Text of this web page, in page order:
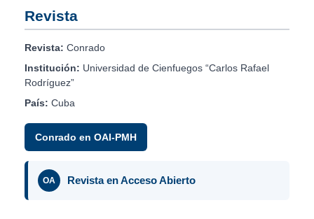
Revista
Revista: Conrado
Institución: Universidad de Cienfuegos “Carlos Rafael
Rodríguez”
País: Cuba
Conrado en OAI-PMH
OA Revista en Acceso Abierto